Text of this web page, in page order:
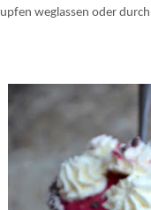
weglassen oder